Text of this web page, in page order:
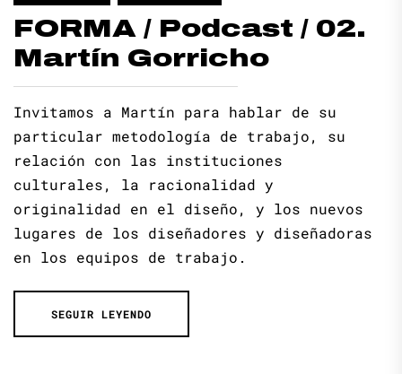
FORMA / Podcast / 02.
Martín Gorricho
Invitamos a Martín para hablar de su
particular metodología de trabajo, su
relación con las instituciones
culturales, la racionalidad y
originalidad en el diseño, y los nuevos
lugares de los diseñadores y diseñadoras
en los equipos de trabajo.
SEGUIR LEYENDO